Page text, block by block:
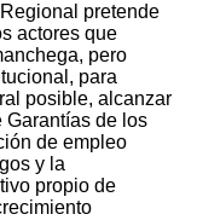
pretende
actores que
pero
para
posible, alcanzar
Garantías de los
de empleo
y la
propio de